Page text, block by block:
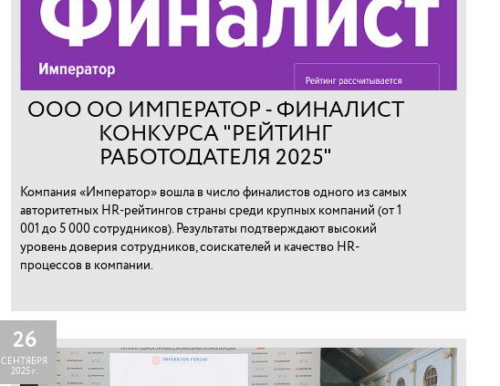
ООО ОО ИМПЕРАТОР - ФИНАЛИСТ
КОНКУРСА "РЕЙТИНГ
РАБОТОДАТЕЛЯ 2025"
Компания «Император» вошла в число финалистов одного из самых
авторитетных HR-рейтингов страны среди крупных компаний (от 1
001 до 5 000 сотрудников). Результаты подтверждают высокий
уровень доверия сотрудников, соискателей и качество HR-
процессов в компании.
26
СЕНТЯБРЯ
2025 г.